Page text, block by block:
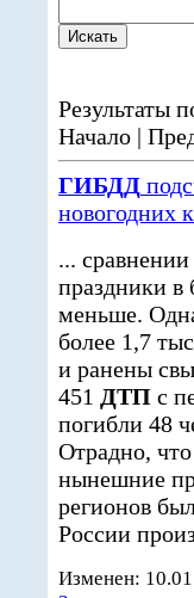
Результаты
Начало |
ГИБДД
новогодних
...
праздники в
меньше.
более 1,7
и ранены
451 ДТП с
погибли 48
Отрадно,
нынешние
регионов
России
Изменен: